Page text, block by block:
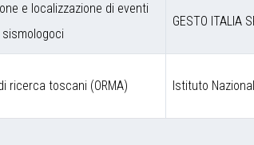
e localizzazione di eventi
GESTO ITALIA
ricerca toscani (ORMA) Istituto